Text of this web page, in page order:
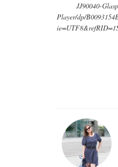
JJ90040-
Player/dp/